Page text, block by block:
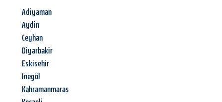
Adiyaman
Aydin
Ceyhan
Diyarbakir
Eskisehir
Inegöl
Kahramanmaras